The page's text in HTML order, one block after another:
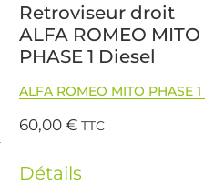
Retroviseur droit
ALFA ROMEO MITO
PHASE 1 Diesel
ALFA ROMEO MITO PHASE 1
60,00€ TTC
Détails